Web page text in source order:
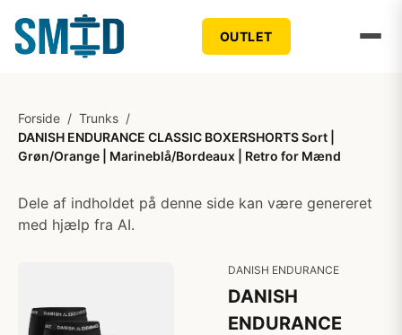
OUTLET
Forside / Trunks /
DANISH ENDURANCE CLASSIC BOXERSHORTS Sort |
Grøn/Orange | Marineblå/Bordeaux | Retro for Mænd
Dele af indholdet på denne side kan være genereret
med hjælp fra AI.
DANISH ENDURANCE
DANISH
ENDURANCE